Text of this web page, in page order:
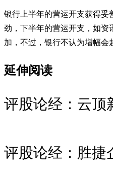
银行上半年的营运开支获得妥
劲，下半年的营运开支，如资
加，不过，银行不认为增幅会
延伸阅读
评股论经：云顶
评股论经：胜捷